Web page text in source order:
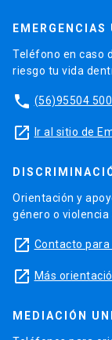
EMERGENCIAS
Teléfono en caso
riesgo tu vida
phone (56)95504
launch Ir al sitio de
Orientación y
género o violencia
launch Contacto para
launch Más
MEDIACIÓN